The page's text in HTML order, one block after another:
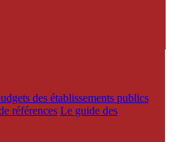
des établissements publics
références Le guide des